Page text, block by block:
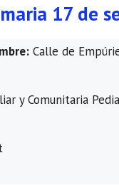
17 de
Calle de
y Comunitaria